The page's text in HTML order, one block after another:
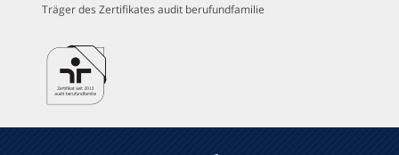
Träger des Zertifikates audit berufundfamilie